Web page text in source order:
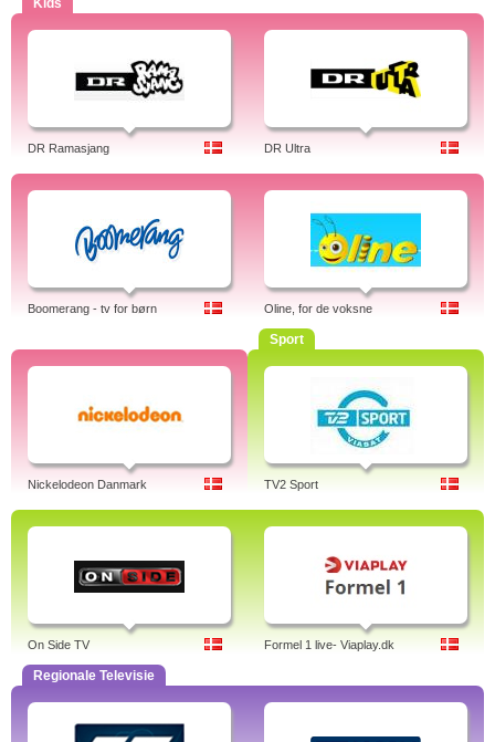
Kids
DR Ramasjang DR Ultra
Boomerang - tv for børn Oline, for de voksne
Nickelodeon Danmark
Sport
TV2 Sport
On Side TV Formel 1 live- Viaplay.dk
Regionale Televisie